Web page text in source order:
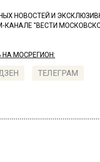
НОВОСТЕЙ И
КАНАЛЕ "ВЕСТИ
МОСРЕГИОН:
ТЕЛЕГРАМ